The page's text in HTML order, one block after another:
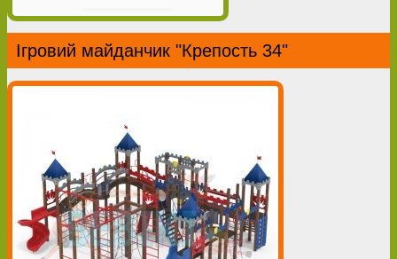
Ігровий майданчик "Крепость 34"